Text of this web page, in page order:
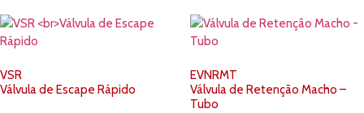
VSR
Válvula de Escape Rápido
EVNRMT
Válvula de Retenção Macho –
Tubo